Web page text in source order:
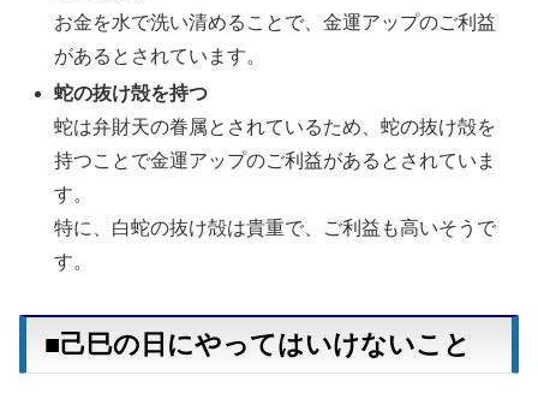
お金を水で洗い清めることで、金運アップのご利益
があるとされています。
蛇の抜け殻を持つ
蛇は弁財天の眷属とされているため、蛇の抜け殻を
持つことで金運アップのご利益があるとされていま
す。
特に、白蛇の抜け殻は貴重で、ご利益も高いそうで
す。
■己巳の日にやってはいけないこと